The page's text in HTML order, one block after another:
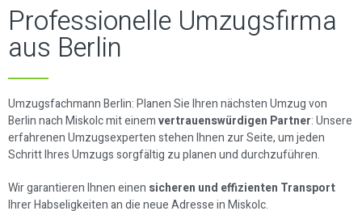
Professionelle Umzugsfirma
aus Berlin
Umzugsfachmann Berlin: Planen Sie Ihren nächsten Umzug von
Berlin nach Miskolc mit einemvertrauenswürdigen Partner: Unsere
erfahrenen Umzugsexperten stehen Ihnen zur Seite, um jeden
Schritt Ihres Umzugs sorgfältig zu planen und durchzuführen.
Wir garantieren Ihnen einen sicheren und effizienten Transport
Ihrer Habseligkeiten an die neue Adresse in Miskolc.